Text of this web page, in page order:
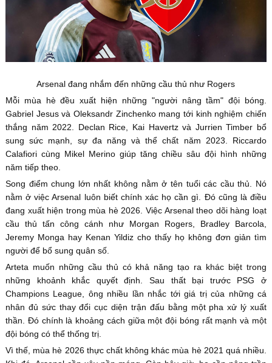
Arsenal đang nhắm đến những cầu thủ như Rogers
Mỗi mùa hè đều xuất hiện những "người nâng tầm" đội bóng.
Gabriel Jesus và Oleksandr Zinchenko mang tới kinh nghiệm chiến
thắng năm 2022. Declan Rice, Kai Havertz và Jurrien Timber bổ
sung sức mạnh, sự đa năng và thể chất năm 2023. Riccardo
Calafiori cùng Mikel Merino giúp tăng chiều sâu đội hình những
năm tiếp theo.
Song điểm chung lớn nhất không nằm ở tên tuổi các cầu thủ. Nó
nằm ở việc Arsenal luôn biết chính xác họ cần gì. Đó cũng là điều
đang xuất hiện trong mùa hè 2026. Việc Arsenal theo dõi hàng loạt
cầu thủ tấn công cánh như Morgan Rogers, Bradley Barcola,
Jeremy Monga hay Kenan Yildiz cho thấy họ không đơn giản tìm
người để bổ sung quân số.
Arteta muốn những cầu thủ có khả năng tạo ra khác biệt trong
những khoảnh khắc quyết định. Sau thất bại trước PSG ở
Champions League, ông nhiều lần nhắc tới giá trị của những cá
nhân đủ sức thay đổi cục diện trận đấu bằng một pha xử lý xuất
thần. Đó chính là khoảng cách giữa một đội bóng rất mạnh và một
đội bóng có thể thống trị.
Vì thế, mùa hè 2026 thực chất không khác mùa hè 2021 quá nhiều.